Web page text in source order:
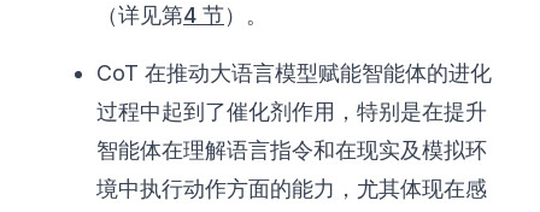
（详见第4 节）。
CoT 在推动大语言模型赋能智能体的进化
过程中起到了催化剂作用，特别是在提升
智能体在理解语言指令和在现实及模拟环
境中执行动作方面的能力，尤其体现在感